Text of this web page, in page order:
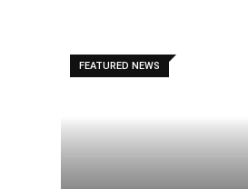
FEATURED NEWS